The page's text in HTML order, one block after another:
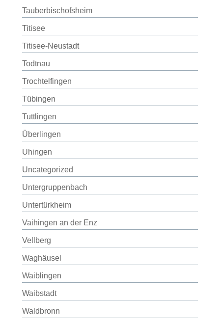
Tauberbischofsheim
Titisee
Titisee-Neustadt
Todtnau
Trochtelfingen
Tübingen
Tuttlingen
Überlingen
Uhingen
Uncategorized
Untergruppenbach
Untertürkheim
Vaihingen an der Enz
Vellberg
Waghäusel
Waiblingen
Waibstadt
Waldbronn